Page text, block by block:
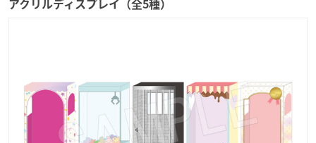
アクリルディスプレイ（全5種）